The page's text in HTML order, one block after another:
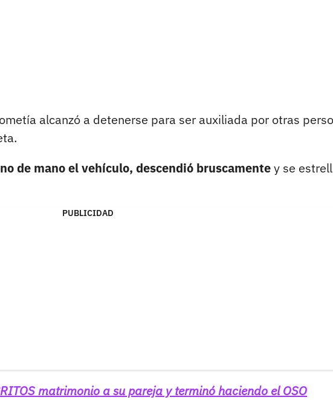
alcanzó a detenerse para ser auxiliada por otras
de mano el vehículo, descendió bruscamentey se
PUBLICIDAD
matrimonio a su pareja y terminó haciendo el OSO